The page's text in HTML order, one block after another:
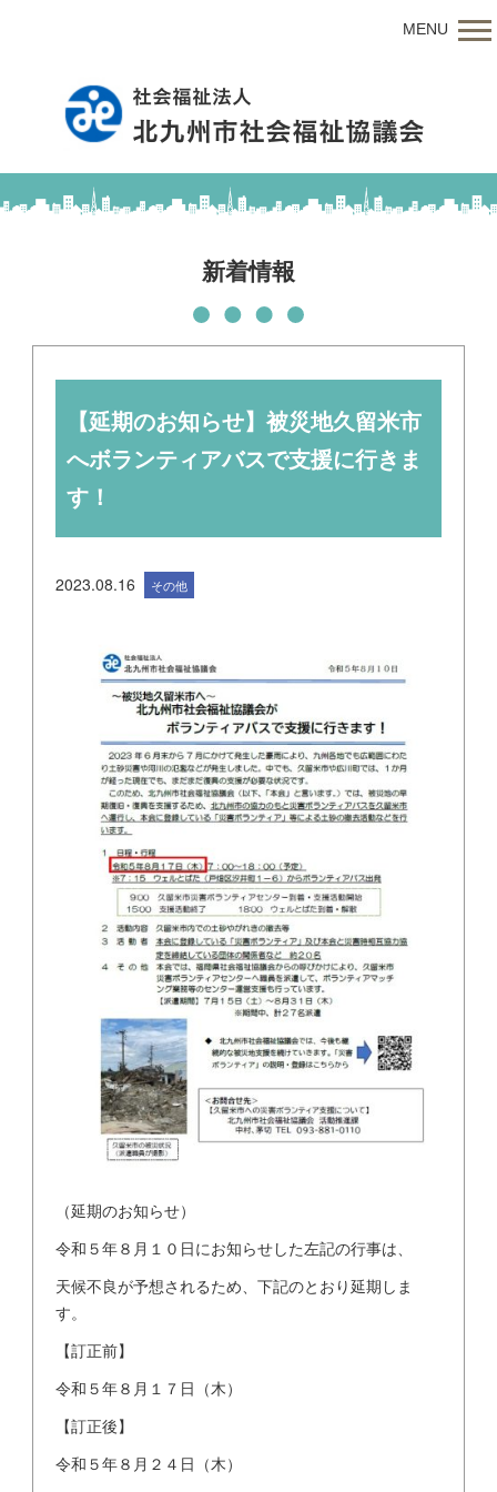
MENU
新着情報
【延期のお知らせ】被災地久留米市
へボランティアバスで支援に行きま
す！
2023.08.16 その他
（延期のお知らせ）
令和５年８月１０日にお知らせした左記の行事は、
天候不良が予想されるため、下記のとおり延期しま
す。
【訂正前】
令和５年８月１７日（木）
【訂正後】
令和５年８月２４日（木）